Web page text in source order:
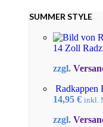
SUMMER STYLE
14 Zoll
zzgl.
Radkappen
war:
14,95 €
ist:
inkl.
zzgl.